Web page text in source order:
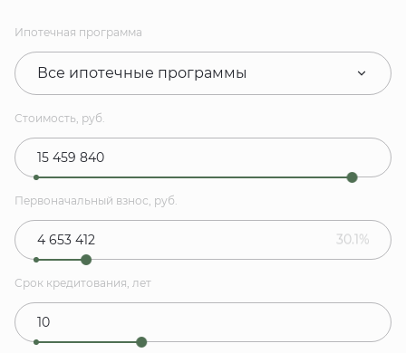
Ипотечная программа
Все ипотечные программы
Стоимость, руб.
Первоначальный взнос, руб.
30.1%
Срок кредитования, лет